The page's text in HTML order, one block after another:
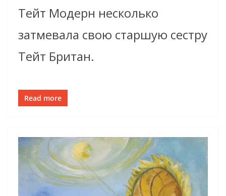
Тейт Модерн несколько
затмевала свою старшую сестру
Тейт Британ.
Read more